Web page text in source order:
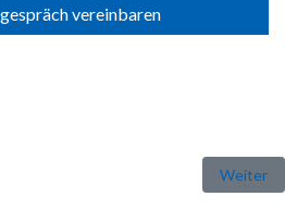
vereinbaren
und Sport
Weiter